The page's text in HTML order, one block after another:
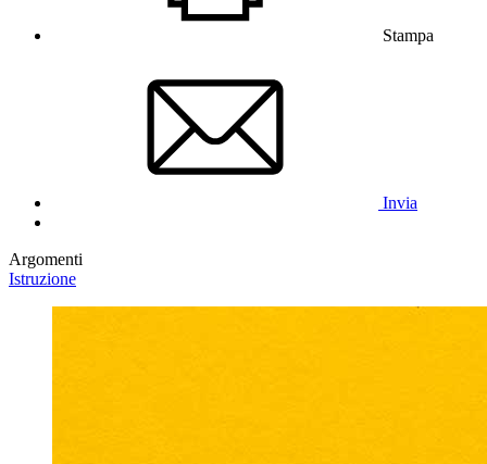
Stampa
Invia
Argomenti
Istruzione